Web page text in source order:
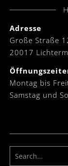
Adresse
Große Straße
20017
Montag bis
Samstag und